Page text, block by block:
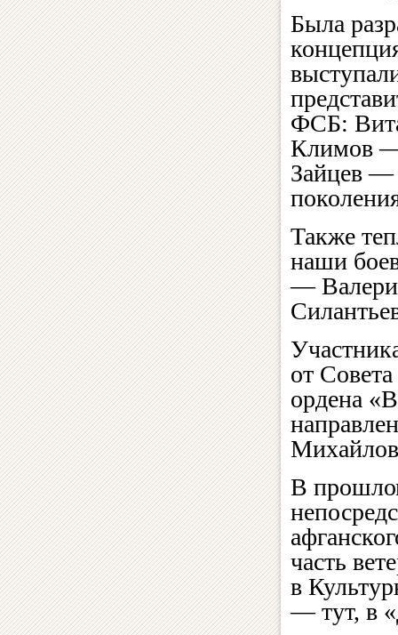
Была
ФСБ:
Климов —
Зайцев —
Также
наши
—
от
ордена
В
часть
в
— тут, в